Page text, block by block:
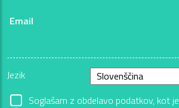
Email
Jezik
Soglašam z obdelavo podatkov, kot